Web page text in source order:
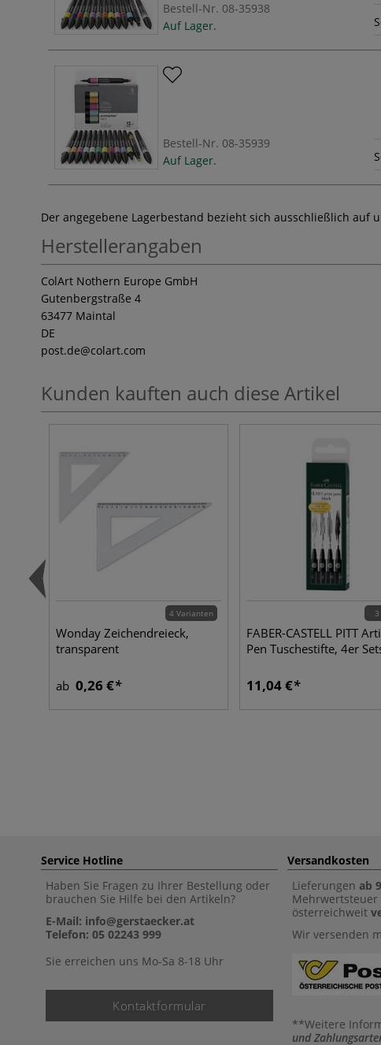
Bestell-Nr. 08-35938
Auf Lager.
Bestell-Nr. 08-35939
Auf Lager.
Der angegebene Lagerbestand bezieht sich ausschließlich
Herstellerangaben
ColArt Nothern Europe GmbH
Gutenbergstraße 4
63477 Maintal
DE
post.de@colart.com
Kunden kauften auch diese Artikel
4 Varianten
Wonday Zeichendreieck,
transparent
ab 0,26 €
3
FABER-CASTELL PITT
Pen Tuschestifte, 4er
11,04 €
Service Hotline
Haben Sie Fragen zu Ihrer Bestellung oder
brauchen Sie Hilfe bei den Artikeln?
E-Mail: info@gerstaecker.at
Telefon: 05 02243 999
Sie erreichen uns Mo-Sa 8-18 Uhr
Kontaktformular
Versandkosten
Lieferungen ab
österreichweit
Wir versenden
**Weitere
und